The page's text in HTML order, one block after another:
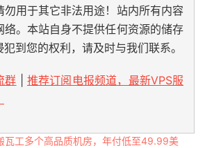
勿用于其它非法用途！站内所有内容
络。本站自身不提供任何资源的储存
到您的权利，请及时与我们联系。
群
推荐订阅电报频道，最新VPS服
瓦工多个高品质机房，年付低至49.99美